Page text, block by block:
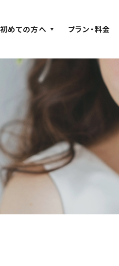
初めての方へ プラン・料金